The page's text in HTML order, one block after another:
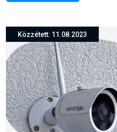
Közzétett: 26.03.2024